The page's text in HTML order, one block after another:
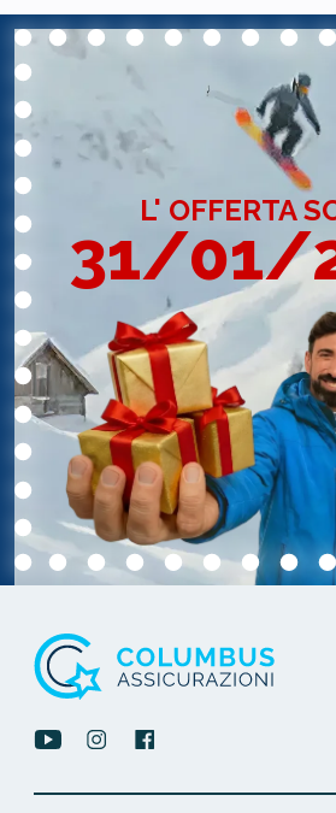
Le nostre polizze,a
già tra le più vantaggiose
Con noi le spese mediche
e l'annullamentodel
€2000.
L' OFFERTA
31/01/